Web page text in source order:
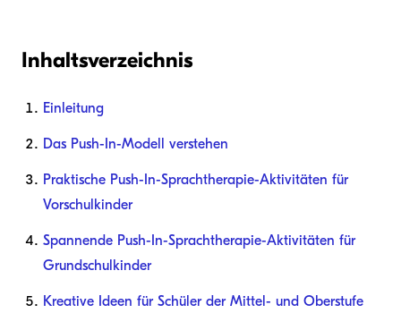
Inhaltsverzeichnis
Einleitung
Das Push-In-Modell verstehen
Praktische Push-In-Sprachtherapie-Aktivitäten für
Vorschulkinder
Spannende Push-In-Sprachtherapie-Aktivitäten für
Grundschulkinder
Kreative Ideen für Schüler der Mittel- und Oberstufe